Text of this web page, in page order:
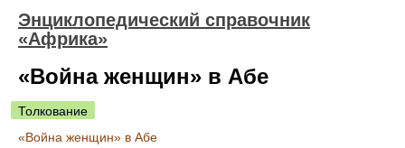
Энциклопедический справочник
«Африка»
«Война женщин» в Абе
Толкование
«Война женщин» в Абе